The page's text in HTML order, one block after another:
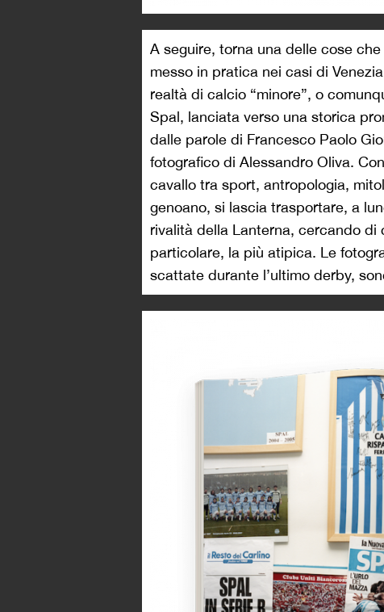
A seguire, torna una delle cose
messo in pratica nei casi di
realtà di calcio “minore”, o
Spal, lanciata verso una storica
dalle parole di Francesco Paolo
fotografico di Alessandro Oliva.
cavallo tra sport, antropologia,
genoano, si lascia trasportare, a
rivalità della Lanterna, cercando
particolare, la più atipica. Le
scattate durante l’ultimo derby,